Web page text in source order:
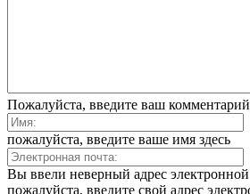
Пожалуйста, введите ваш
пожалуйста, введите ваше имя здесь
Вы ввели неверный адрес
пожалуйста, введите свой адрес